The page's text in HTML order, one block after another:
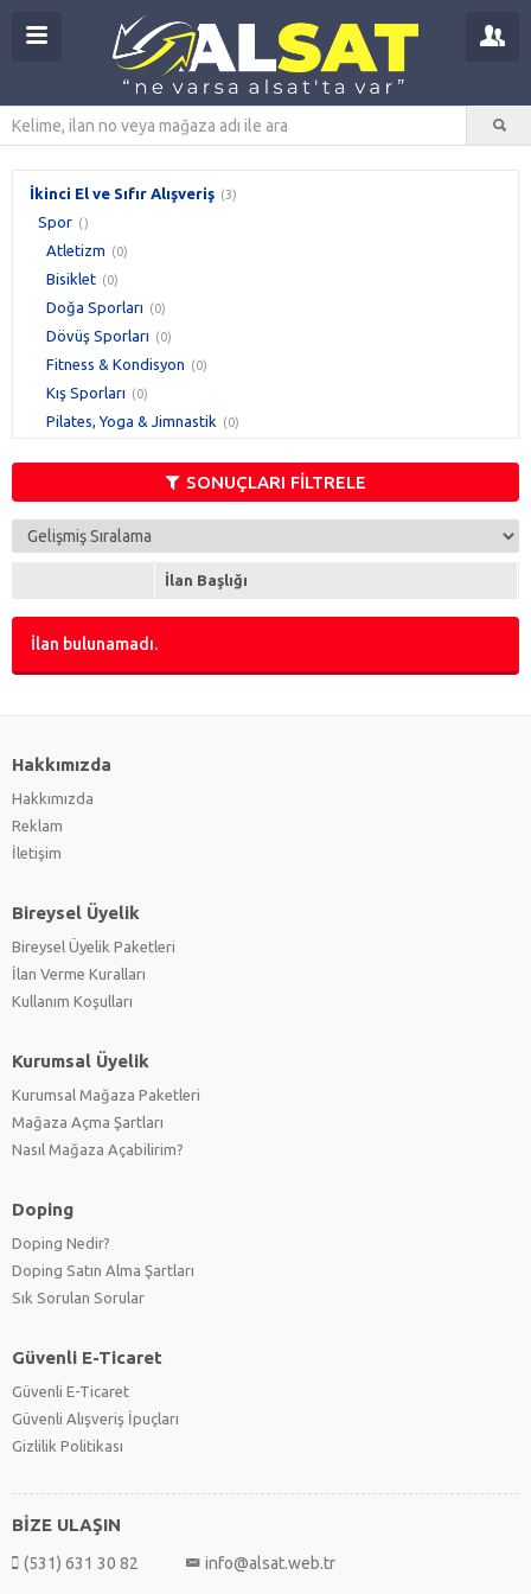
İkinci El ve Sıfır Alışveriş (3)
Spor ()
Atletizm (0)
Bisiklet (0)
Doğa Sporları (0)
Dövüş Sporları (0)
Fitness & Kondisyon (0)
Kış Sporları (0)
Pilates, Yoga & Jimnastik (0)
(0)
Sıra Dışı Sporlar
Su Sporları (0)
Üyelikler
Vücut Geliştirme
SONUÇLARI FİLTRELE
İlan Başlığı
İlan bulunamadı.
Hakkımızda
Hakkımızda
Reklam
İletişim
Bireysel Üyelik
Bireysel Üyelik Paketleri
İlan Verme Kuralları
Kullanım Koşulları
Kurumsal Üyelik
Kurumsal Mağaza Paketleri
Mağaza Açma Şartları
Nasıl Mağaza Açabilirim?
Doping
Doping Nedir?
Doping Satın Alma Şartları
Sık Sorulan Sorular
Güvenli E-Ticaret
Güvenli E-Ticaret
Güvenli Alışveriş İpuçları
Gizlilik Politikası
BİZE ULAŞIN
(531) 631 30 82 info@alsat.web.tr